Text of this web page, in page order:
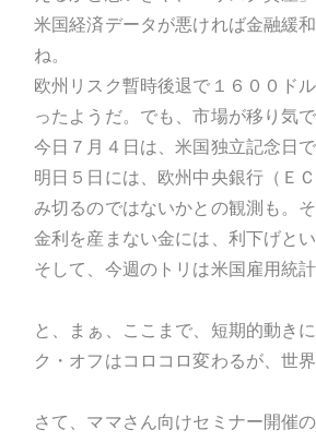
米国経済データが悪ければ金融緩
ね。
欧州リスク暫時後退で１６００ド
ったようだ。でも、市場が移り気
今日７月４日は、米国独立記念日
明日５日には、欧州中央銀行（Ｅ
み切るのではないかとの観測も。
金利を産まない金には、利下げと
そして、今週のトリは米国雇用統計
と、まぁ、ここまで、短期的動き
ク・オフはコロコロ変わるが、世
さて、ママさん向けセミナー開催の